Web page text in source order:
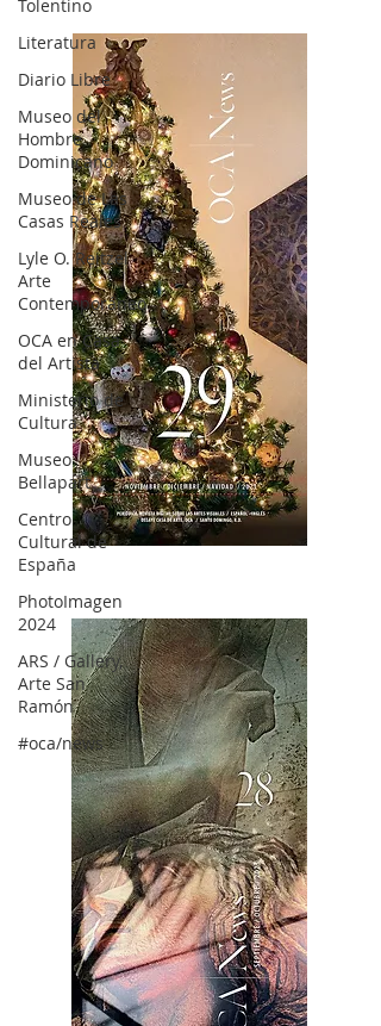
Tolentino
Literatura
Diario Libre
Museo del
Hombre
Dominicano
Museo de Las
Casas Reales
Lyle O. Reitzel
Arte
Contemporáneo
OCA en Casa
del Artista
Ministerio de
Cultura
Museo
Bellapart
Centro
Cultural de
España
PhotoImagen
2024
ARS / Gallery,
Arte San
Ramón
#oca/news
OCA|News 28 / Noviembre-Diciembre, 2023